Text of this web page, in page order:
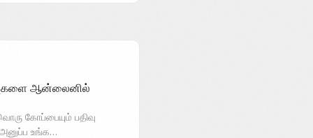
ஆன்லைனில்
கோப்பையும் பதிவு
உங்க…